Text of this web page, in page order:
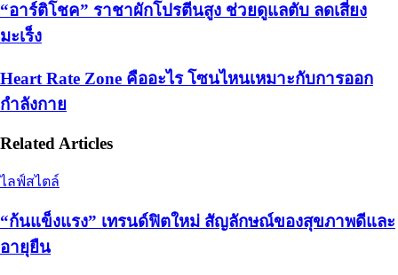
“อาร์ติโชค” ราชาผักโปรตีนสูง ช่วยดูแลตับ ลดเสี่ยง
มะเร็ง
Heart Rate Zone คืออะไร โซนไหนเหมาะกับการออก
กำลังกาย
Related Articles
ไลฟ์สไตล์
“ก้นแข็งแรง” เทรนด์ฟิตใหม่ สัญลักษณ์ของสุขภาพดีและ
อายุยืน